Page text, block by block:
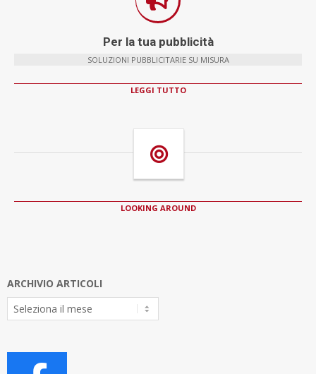
Per la tua pubblicità
SOLUZIONI PUBBLICITARIE SU MISURA
LEGGI TUTTO
LOOKING AROUND
ARCHIVIO ARTICOLI
Archivio
Articoli